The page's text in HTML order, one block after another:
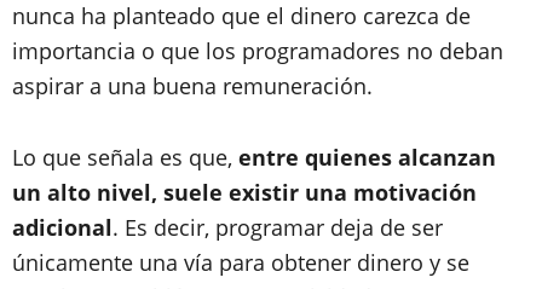
nunca ha planteado que el dinero carezca de
importancia o que los programadores no deban
aspirar a una buena remuneración.
Lo que señala es que, entre quienes alcanzan
un alto nivel, suele existir una motivación
adicional. Es decir, programar deja de ser
únicamente una vía para obtener dinero y se